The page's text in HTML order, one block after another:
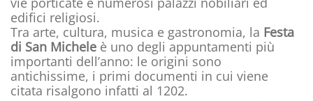
edifici religiosi.
Tra arte, cultura, musica e gastronomia, la Festa
di San Michele è uno degli appuntamenti più
importanti dell’anno: le origini sono
antichissime, i primi documenti in cui viene
citata risalgono infatti al 1202.